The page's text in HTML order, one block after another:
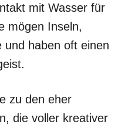
mit Wasser für
mögen Inseln,
und haben oft einen
zu den eher
die voller kreativer